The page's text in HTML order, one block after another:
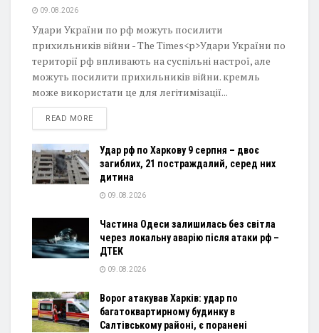
09.08.2026
Удари України по рф можуть посилити
прихильників війни - The Times<p>Удари України по
території рф впливають на суспільні настрої, але
можуть посилити прихильників війни. кремль
може використати це для легітимізації...
READ MOREDETAILS
Удар рф по Харкову 9 серпня – двоє
загиблих, 21 постраждалий, серед них
дитина
09.08.2026
Частина Одеси залишилась без світла
через локальну аварію після атаки рф –
ДТЕК
09.08.2026
Ворог атакував Харків: удар по
багатоквартирному будинку в
Салтівському районі, є поранені